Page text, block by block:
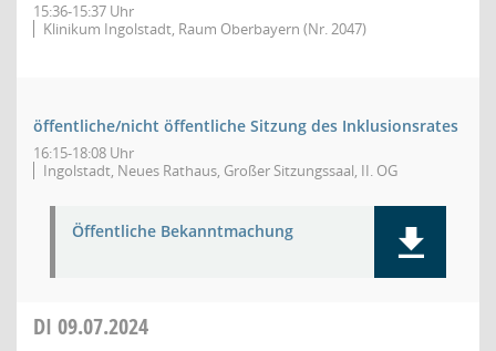
15:36-15:37 Uhr
Klinikum Ingolstadt, Raum Oberbayern (Nr. 2047)
öffentliche/nicht öffentliche Sitzung des Inklusionsrates
16:15-18:08 Uhr
Ingolstadt, Neues Rathaus, Großer Sitzungssaal, II. OG
Öffentliche Bekanntmachung
DI 09.07.2024